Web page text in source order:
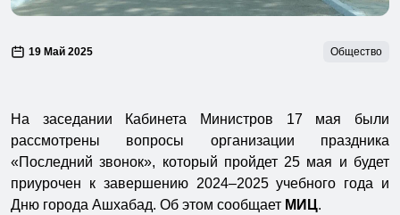
19 Май 2025 Общество
На заседании Кабинета Министров 17 мая были
рассмотрены вопросы организации праздника
«Последний звонок», который пройдет 25 мая и будет
приурочен к завершению 2024–2025 учебного года и
Дню города Ашхабад. Об этом сообщает МИЦ.